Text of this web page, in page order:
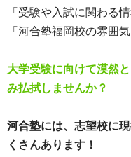
「受験や入試に関わる
「河合塾福岡校の雰囲
大学受験に向けて漠然
み払拭しませんか？
河合塾には、志望校に
くさんあります！